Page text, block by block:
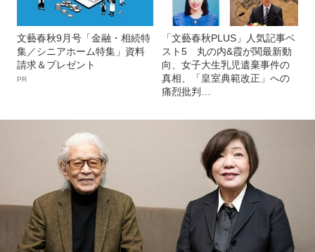
文藝春秋9月号「金融・相続特
集／シニアホーム特集」資料
請求＆プレゼント
PR
「文藝春秋PLUS」人気記事ベ
スト5 丸の内&霞が関最新動
向、女子大生乳児遺棄事件の
真相、「皇室典範改正」への
痛烈批判…